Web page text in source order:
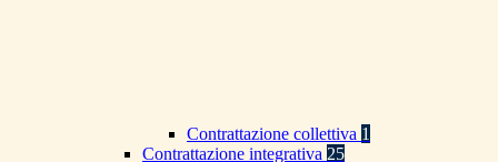
Contrattazione collettiva 1
Contrattazione integrativa 25